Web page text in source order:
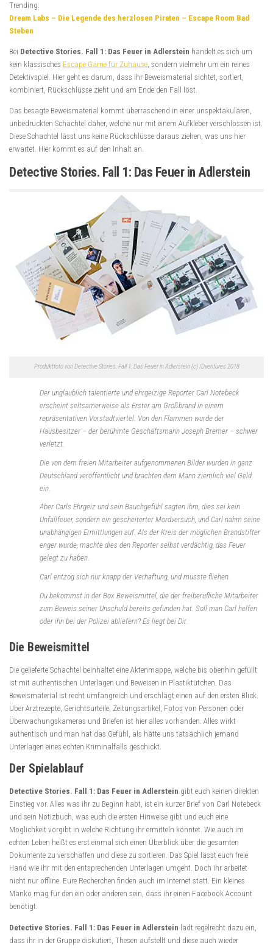
Trending:
Dream Labs – Die Legende des herzlosen Piraten – Escape Room Bad
Steben
Bei Detective Stories. Fall 1: Das Feuer in Adlerstein handelt es sich um
kein klassisches Escape Game für Zuhause, sondern vielmehr um ein reines
Detektivspiel. Hier geht es darum, dass ihr Beweismaterial sichtet, sortiert,
kombiniert, Rückschlüsse zieht und am Ende den Fall löst.
Das besagte Beweismaterial kommt überraschend in einer unspektakulären,
unbedruckten Schachtel daher, welche nur mit einem Aufkleber verschlossen ist.
Diese Schachtel lässt uns keine Rückschlüsse daraus ziehen, was uns hier
erwartet. Hier kommt es auf den Inhalt an.
Detective Stories. Fall 1: Das Feuer in Adlerstein
Produktfoto von Detective Stories. Fall 1: Das Feuer in Adlerstein (c) IDventures 2018
Der unglaublich talentierte und ehrgeizige Reporter Carl Notebeck
erscheint seltsamerweise als Erster am Großbrand in einem
repräsentativen Vorstadtviertel. Von den Flammen wurde der
Hausbesitzer – der berühmte Geschäftsmann Joseph Bremer – schwer
verletzt.
Die von dem freien Mitarbeiter aufgenommenen Bilder wurden in ganz
Deutschland veröffentlicht und brachten dem Mann ziemlich viel Geld
ein.
Aber Carls Ehrgeiz und sein Bauchgefühl sagten ihm, dies sei kein
Unfallfeuer, sondern ein gescheiterter Mordversuch, und Carl nahm seine
unabhängigen Ermittlungen auf. Als der Kreis der möglichen Brandstifter
enger wurde, machte dies den Reporter selbst verdächtig, das Feuer
gelegt zu haben.
Carl entzog sich nur knapp der Verhaftung, und musste fliehen.
Du bekommst in der Box Beweismittel, die der freiberufliche Mitarbeiter
zum Beweis seiner Unschuld bereits gefunden hat. Soll man Carl helfen
oder ihn bei der Polizei abliefern? Es liegt bei Dir.
Die Beweismittel
Die gelieferte Schachtel beinhaltet eine Aktenmappe, welche bis obenhin gefüllt
ist mit authentischen Unterlagen und Beweisen in Plastiktütchen. Das
Beweismaterial ist recht umfangreich und erschlägt einen auf den ersten Blick.
Über Arztrezepte, Gerichtsurteile, Zeitungsartikel, Fotos von Personen oder
Überwachungskameras und Briefen ist hier alles vorhanden. Alles wirkt
authentisch und man hat das Gefühl, als hätte uns tatsächlich jemand
Unterlagen eines echten Kriminalfalls geschickt.
Der Spielablauf
Detective Stories. Fall 1: Das Feuer in Adlerstein gibt euch keinen direkten
Einstieg vor. Alles was ihr zu Beginn habt, ist ein kurzer Brief von Carl Notebeck
und sein Notizbuch, was euch die ersten Hinweise gibt und euch eine
Möglichkeit vorgibt in welche Richtung ihr ermitteln könntet. Wie auch im
echten Leben heißt es erst einmal sich einen Überblick über die gesamten
Dokumente zu verschaffen und diese zu sortieren. Das Spiel lässt euch freie
Hand wie ihr mit den entsprechenden Unterlagen umgeht. Doch ihr arbeitet
nicht nur offline. Eure Recherchen finden auch im Internet statt. Ein kleines
Manko mag für den ein oder anderen sein, dass ihr einen Facebook Account
benötigt.
Detective Stories. Fall 1: Das Feuer in Adlerstein lädt regelrecht dazu ein,
dass ihr in der Gruppe diskutiert, Thesen aufstellt und diese auch wieder